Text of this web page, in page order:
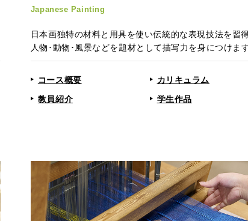
Japanese Painting
日本画独特の材料と用具を使い伝統的な表現技法を習得
人物･動物･風景などを題材として描写力を身につけます
コース概要
カリキュラム
教員紹介
学生作品